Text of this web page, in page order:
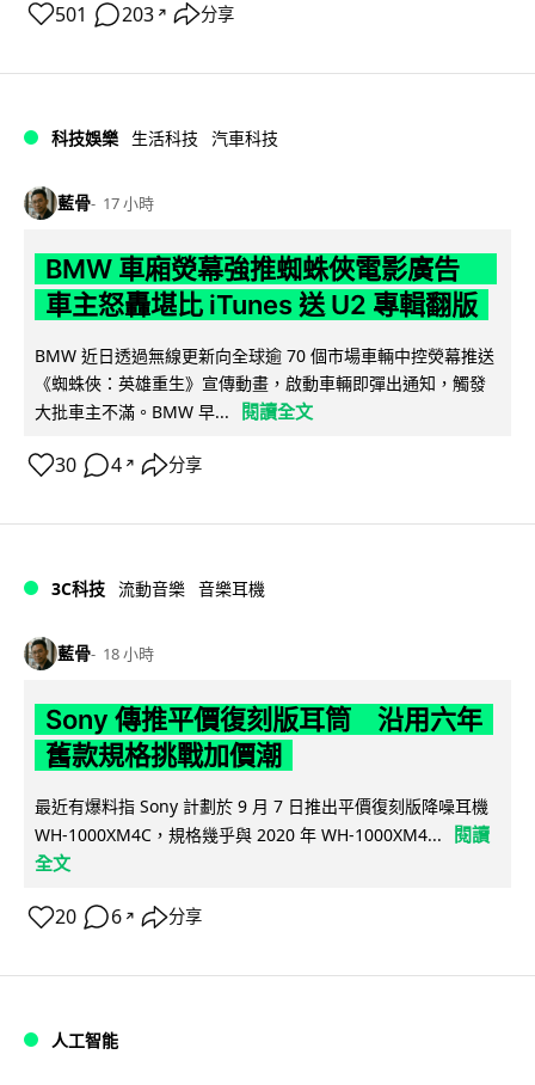
501 203 ↗ 分享
科技娛樂 生活科技 汽車科技
藍骨 17 小時
BMW 車廂熒幕強推蜘蛛俠電影廣告
車主怒轟堪比 iTunes 送 U2 專輯翻版
BMW 近日透過無線更新向全球逾 70 個市場車輛中控熒幕推送
《蜘蛛俠：英雄重生》宣傳動畫，啟動車輛即彈出通知，觸發
大批車主不滿。BMW 早...
閱讀全文
30 4 ↗ 分享
3C科技 流動音樂 音樂耳機
藍骨 18 小時
Sony 傳推平價復刻版耳筒 沿用六年
舊款規格挑戰加價潮
最近有爆料指 Sony 計劃於 9 月 7 日推出平價復刻版降噪耳機
WH-1000XM4C，規格幾乎與 2020 年 WH-1000XM4...
閱讀
全文
20 6 ↗ 分享
人工智能